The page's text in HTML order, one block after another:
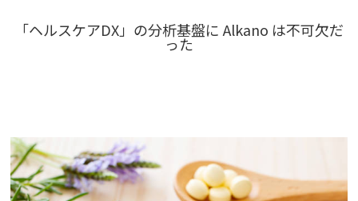
「ヘルスケアDX」の分析基盤に Alkano は不可欠だ
った